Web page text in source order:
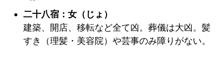
二十八宿：女（じょ）
建築、開店、移転など全て凶。葬儀は大凶。髪
すき（理髪・美容院）や芸事のみ障りがない。